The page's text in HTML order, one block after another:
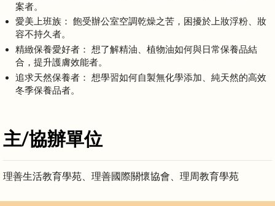
案者。
愛美上班族： 飽受辦公室空調乾燥之苦，困擾於上妝浮粉、妝
容不持久者。
精緻保養愛好者： 想了解精油、植物油如何與日常保養品結
合，提升護膚效能者。
追求天然保養者： 想學習如何自製無化學添加、純天然的高效
冬季保養品者。
主/協辦單位
理善生活教育學苑、理善國際關懷協會、理周教育學苑